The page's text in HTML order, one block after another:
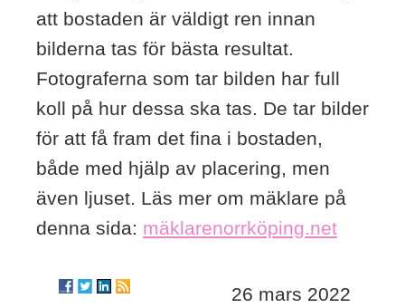
att bostaden är väldigt ren innan
bilderna tas för bästa resultat.
Fotograferna som tar bilden har full
koll på hur dessa ska tas. De tar bilder
för att få fram det fina i bostaden,
både med hjälp av placering, men
även ljuset. Läs mer om mäklare på
denna sida: mäklarenorrköping.net
26 mars 2022